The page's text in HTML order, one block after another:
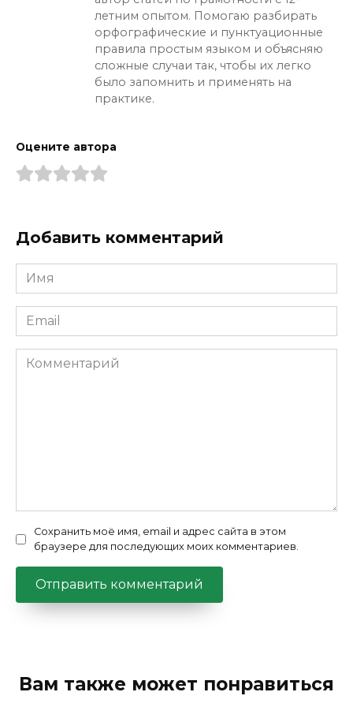
летним опытом. Помогаю разбирать
орфографические и пунктуационные
правила простым языком и объясняю
сложные случаи так, чтобы их легко
было запомнить и применять на
практике.
Оцените автора
Добавить комментарий
Имя
*
Email
*
Комментарий
Сохранить моё имя, email и адрес сайта в этом
браузере для последующих моих комментариев.
Вам также может понравиться